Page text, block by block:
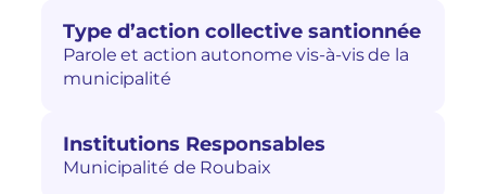
Type d’action collective santionnée
Parole et action autonome vis-à-vis de la
municipalité
Institutions Responsables
Municipalité de Roubaix